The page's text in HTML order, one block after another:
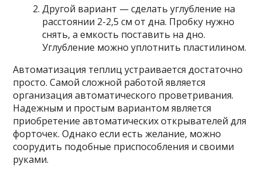
Другой вариант — сделать углубление на
расстоянии 2-2,5 см от дна. Пробку нужно
снять, а емкость поставить на дно.
Углубление можно уплотнить пластилином.
Автоматизация теплиц устраивается достаточно
просто. Самой сложной работой является
организация автоматического проветривания.
Надежным и простым вариантом является
приобретение автоматических открывателей для
форточек. Однако если есть желание, можно
соорудить подобные приспособления и своими
руками.